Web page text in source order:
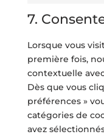
7.
Lorsque vous
première fois,
contextuelle
Dès que vous
préférences »
catégories de
avez